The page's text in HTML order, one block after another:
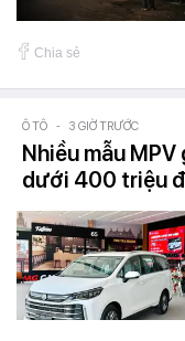
Chia sẻ
Ô TÔ - 3 GIỜ TRƯỚC
Nhiều mẫu
dưới 400 triệu